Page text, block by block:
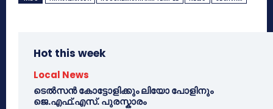
Hot this week
Local News
ടെൽസൻ കോട്ടോളിക്കും ലിയോ പോളിനും
ജെ.എഫ്.എസ്. പുരസ്കാരം